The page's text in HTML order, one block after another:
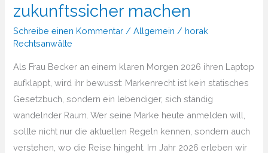
zukunftssicher machen
Schreibe einen Kommentar /Allgemein / horak
Rechtsanwälte
Als Frau Becker an einem klaren Morgen 2026 ihren Laptop
aufklappt, wird ihr bewusst: Markenrecht ist kein statisches
Gesetzbuch, sondern ein lebendiger, sich ständig
wandelnder Raum. Wer seine Marke heute anmelden will,
sollte nicht nur die aktuellen Regeln kennen, sondern auch
verstehen, wo die Reise hingeht. Im Jahr 2026 erleben wir